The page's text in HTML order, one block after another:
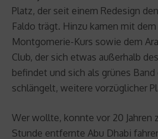
Platz, der seit einem Redesign
Faldo trägt. Hinzu kamen mit
Montgomerie-Kurs sowie dem
Club, der sich etwas außerhalb
befindet und sich als grünes
schlängelt, weitere vorzüglicher
Wer wollte, konnte vor 20 Jahren
Stunde entfernte Abu Dhabi